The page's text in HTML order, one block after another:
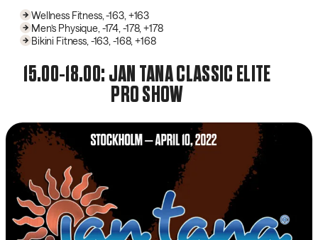
Wellness Fitness, -163, +163
Men’s Physique, -174, -178, +178
Bikini Fitness, -163, -168, +168
15.00-18.00: JAN TANA CLASSIC ELITE
PRO SHOW